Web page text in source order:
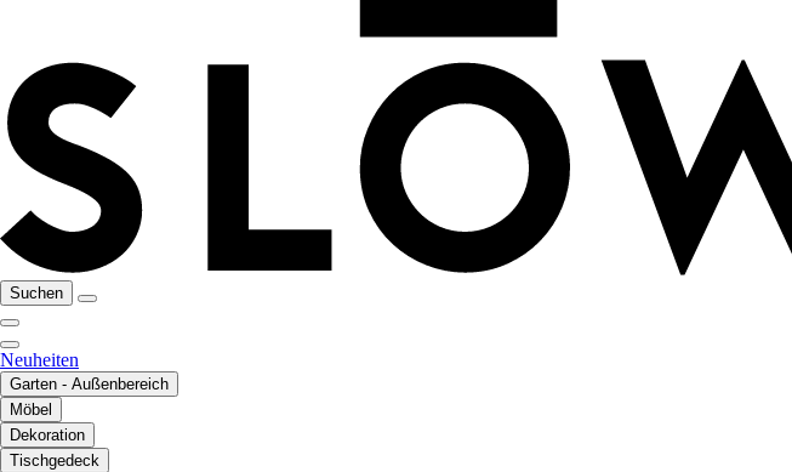
Suchen
Neuheiten
Garten - Außenbereich
Möbel
Dekoration
Tischgedeck